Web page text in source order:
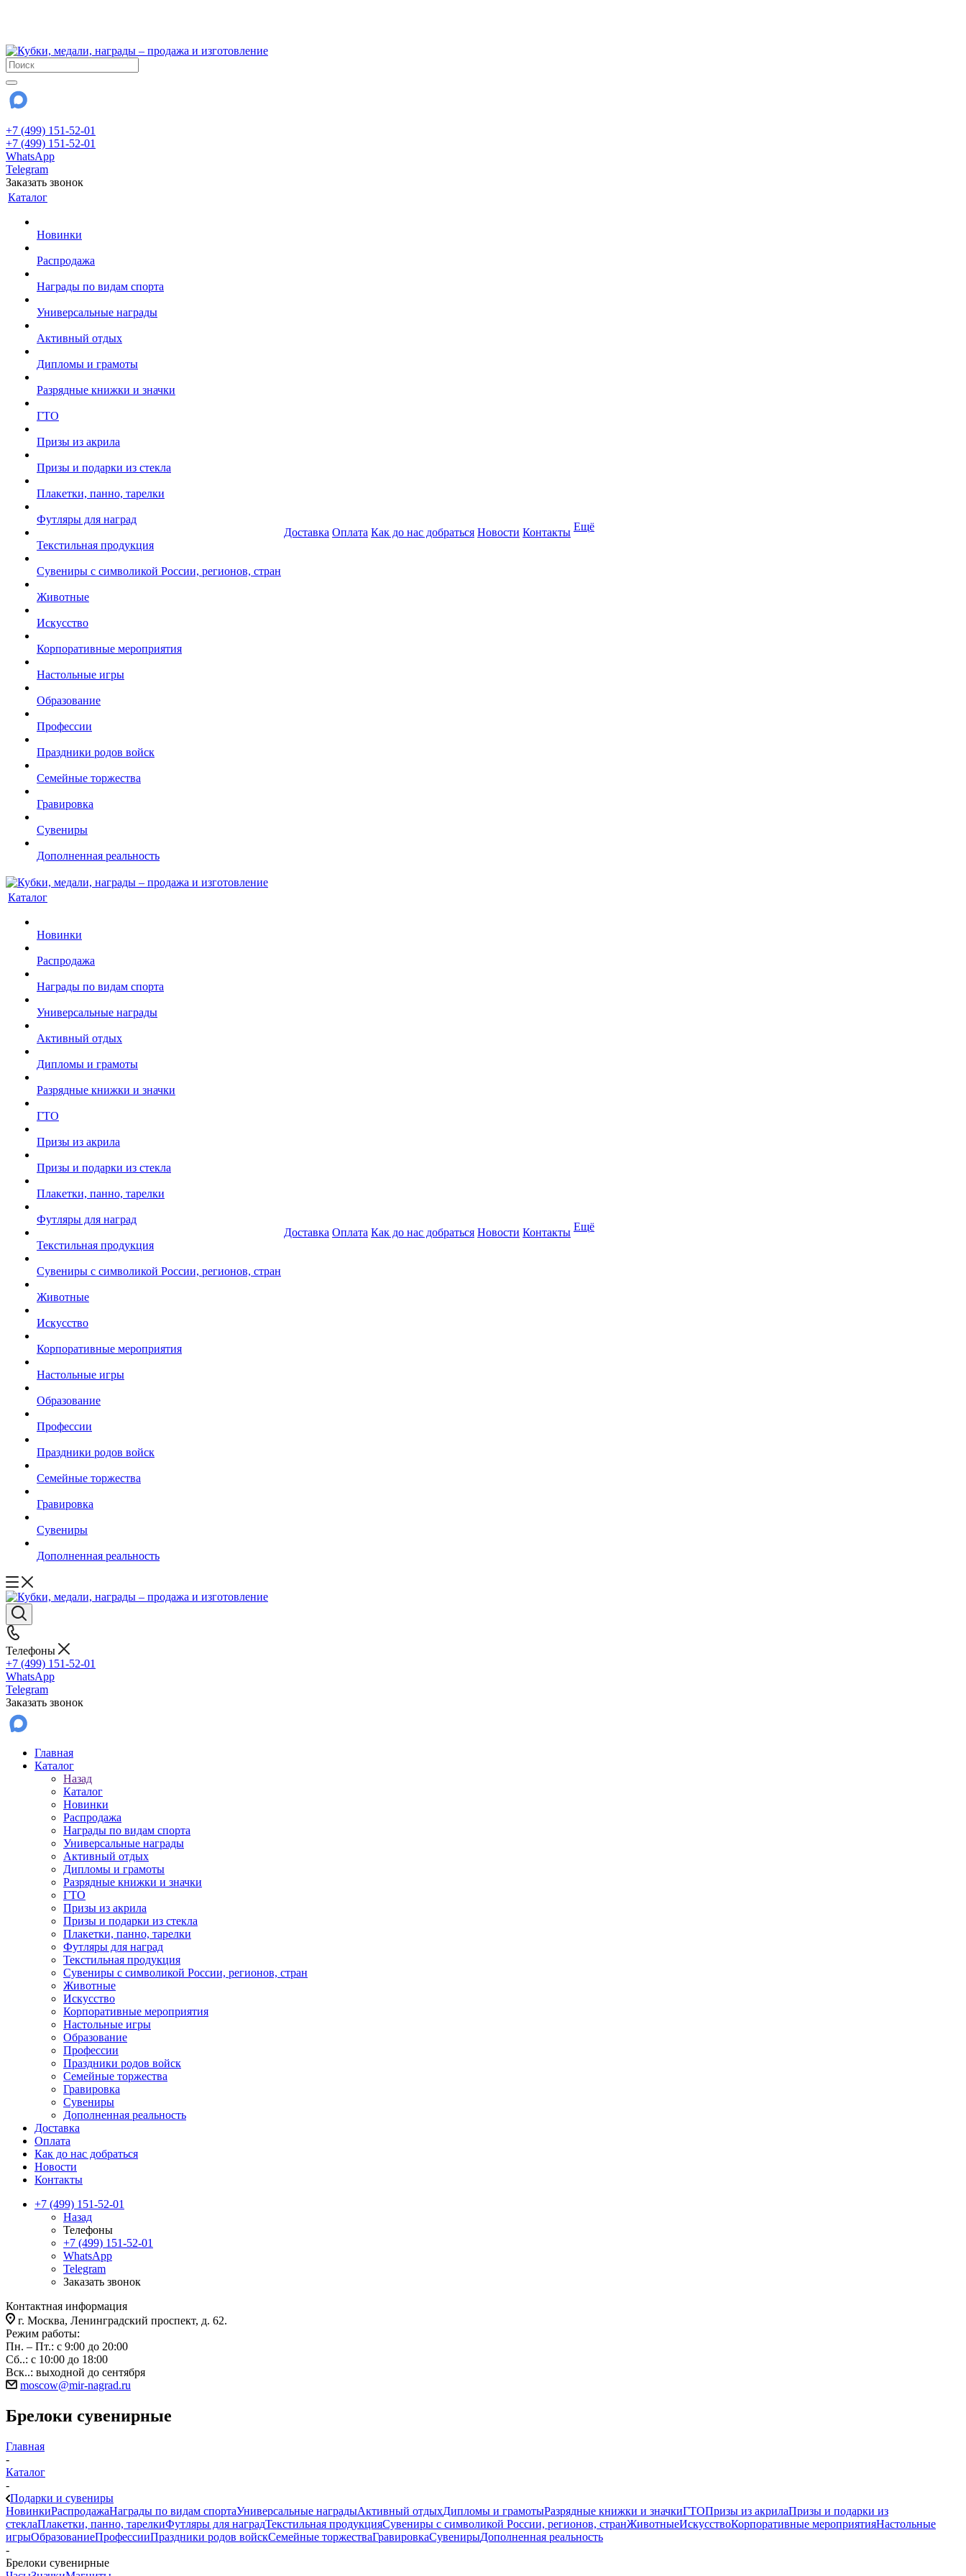
+7 (499) 151-52-01
+7 (499) 151-52-01
WhatsApp
Telegram
Заказать звонок
Каталог
Новинки
Распродажа
Награды по видам спорта
Универсальные награды
Активный отдых
Дипломы и грамоты
Разрядные книжки и значки
ГТО
Призы из акрила
Призы и подарки из стекла
Плакетки, панно, тарелки
Футляры для наград
Текстильная продукция
Сувениры с символикой России, регионов, стран
Животные
Искусство
Корпоративные мероприятия
Настольные игры
Образование
Профессии
Праздники родов войск
Семейные торжества
Гравировка
Сувениры
Дополненная реальность
Доставка Оплата Как до нас добраться Новости Контакты Ещё
Каталог
Новинки
Распродажа
Награды по видам спорта
Универсальные награды
Активный отдых
Дипломы и грамоты
Разрядные книжки и значки
ГТО
Призы из акрила
Призы и подарки из стекла
Плакетки, панно, тарелки
Футляры для наград
Текстильная продукция
Сувениры с символикой России, регионов, стран
Животные
Искусство
Корпоративные мероприятия
Настольные игры
Образование
Профессии
Праздники родов войск
Семейные торжества
Гравировка
Сувениры
Дополненная реальность
Доставка Оплата Как до нас добраться Новости Контакты Ещё
Телефоны
+7 (499) 151-52-01
WhatsApp
Telegram
Заказать звонок
Главная
Каталог
Назад
Каталог
Новинки
Распродажа
Награды по видам спорта
Универсальные награды
Активный отдых
Дипломы и грамоты
Разрядные книжки и значки
ГТО
Призы из акрила
Призы и подарки из стекла
Плакетки, панно, тарелки
Футляры для наград
Текстильная продукция
Сувениры с символикой России, регионов, стран
Животные
Искусство
Корпоративные мероприятия
Настольные игры
Образование
Профессии
Праздники родов войск
Семейные торжества
Гравировка
Сувениры
Дополненная реальность
Доставка
Оплата
Как до нас добраться
Новости
Контакты
+7 (499) 151-52-01
Назад
Телефоны
+7 (499) 151-52-01
WhatsApp
Telegram
Заказать звонок
Контактная информация
г. Москва, Ленинградский проспект, д. 62.
Режим работы:
Пн. – Пт.: с 9:00 до 20:00
Сб..: с 10:00 до 18:00
Вск..: выходной до сентября
moscow@mir-nagrad.ru
Брелоки сувенирные
Главная
-
Каталог
-
Подарки и сувениры
НовинкиРаспродажаНаграды по видам спортаУниверсальные наградыАктивный отдыхДипломы и грамотыРазрядные книжки и значкиГТОПризы из акрилаПризы и подарки из
стеклаПлакетки, панно, тарелкиФутляры для наградТекстильная продукцияСувениры с символикой России, регионов, странЖивотныеИскусствоКорпоративные мероприятияНастольные
игрыОбразованиеПрофессииПраздники родов войскСемейные торжестваГравировкаСувенирыДополненная реальность
-
Брелоки сувенирные